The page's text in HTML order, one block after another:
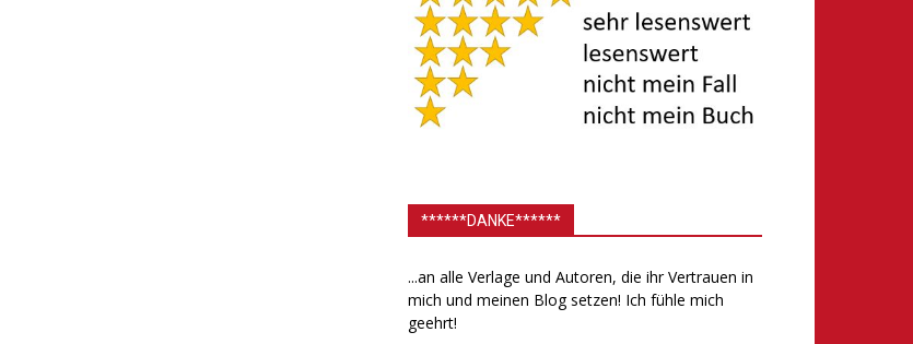
******DANKE******
...an alle Verlage und Autoren, die ihr Vertrauen in
mich und meinen Blog setzen! Ich fühle mich
geehrt!